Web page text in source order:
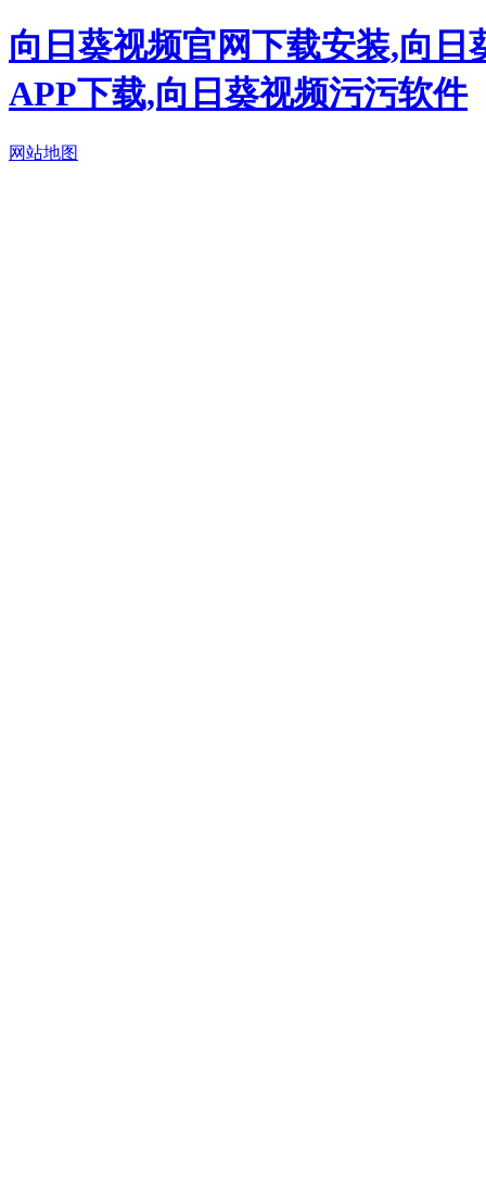
向日葵视频官网下载安装,向
APP下载,向日葵视频污污软件
网站地图